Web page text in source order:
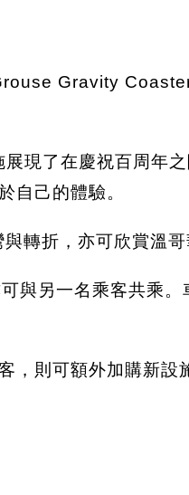
Gravity
現了在慶祝百周年
自己的體驗。
轉折，亦可欣賞溫哥
與另一名乘客共乘。
，則可額外加購新設